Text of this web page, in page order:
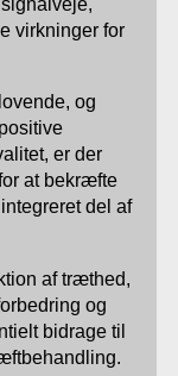
virkninger for
og
er der
at bekræfte
del af
af træthed,
og
bidrage til